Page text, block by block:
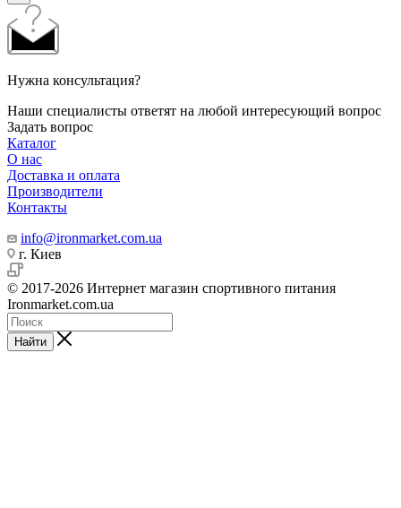
Нужна консультация?
Наши специалисты ответят на любой интересующий вопрос
Задать вопрос
Каталог
О нас
Доставка и оплата
Производители
Контакты
info@ironmarket.com.ua
г. Киев
© 2017-2026 Интернет магазин спортивного питания
Ironmarket.com.ua
Найти